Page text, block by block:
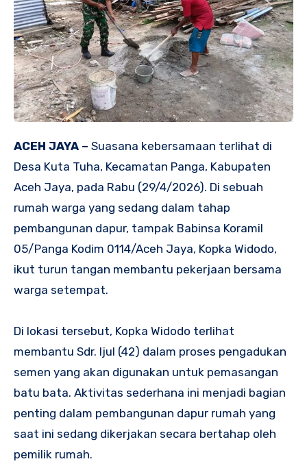
ACEH JAYA – Suasana kebersamaan terlihat di
Desa Kuta Tuha, Kecamatan Panga, Kabupaten
Aceh Jaya, pada Rabu (29/4/2026). Di sebuah
rumah warga yang sedang dalam tahap
pembangunan dapur, tampak Babinsa Koramil
05/Panga Kodim 0114/Aceh Jaya, Kopka Widodo,
ikut turun tangan membantu pekerjaan bersama
warga setempat.
Di lokasi tersebut, Kopka Widodo terlihat
membantu Sdr. Ijul (42) dalam proses pengadukan
semen yang akan digunakan untuk pemasangan
batu bata. Aktivitas sederhana ini menjadi bagian
penting dalam pembangunan dapur rumah yang
saat ini sedang dikerjakan secara bertahap oleh
pemilik rumah.